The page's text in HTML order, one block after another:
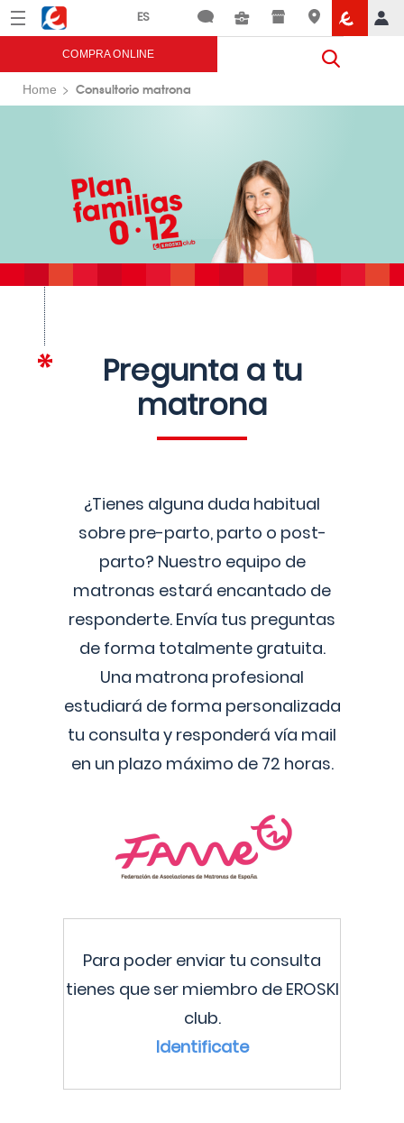
Menú Eroski
COMPRA ONLINE
Home Consultorio matrona
Pregunta a tu
matrona
¿Tienes alguna duda habitual
sobre pre-parto, parto o post-
parto? Nuestro equipo de
matronas estará encantado de
responderte. Envía tus preguntas
de forma totalmente gratuita.
Una matrona profesional
estudiará de forma personalizada
tu consulta y responderá vía mail
en un plazo máximo de 72 horas.
Para poder enviar tu consulta
tienes que ser miembro de EROSKI
club.
Identificate